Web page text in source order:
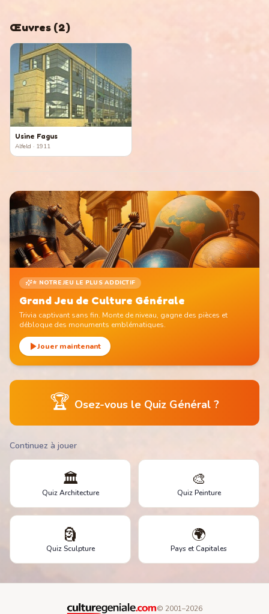
Œuvres (2)
Usine Fagus
Alfeld · 1911
⭐ NOTRE JEU LE PLUS ADDICTIF
Grand Jeu de Culture Générale
Trivia captivant sans fin. Monte de niveau, gagne des pièces et
débloque des monuments emblématiques.
Jouer maintenant
🏆 Osez-vous le Quiz Général ?
Continuez à jouer
🏛️
Quiz Architecture
🎨
Quiz Peinture
🗿
Quiz Sculpture
🌍
Pays et Capitales
© 2001–2026